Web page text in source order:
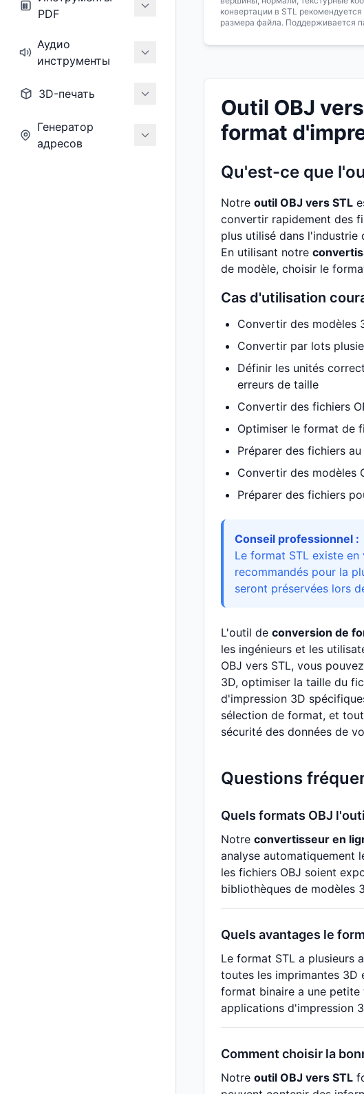
PDF
Аудио
инструменты
3D-печать
Генератор
адресов
конвертации в STL
размера файла. Поддерживается
Outil OBJ
format
Qu'est-ce que
Notre outil OBJ vers STL
convertir rapidement des
plus utilisé dans l'industrie
En utilisant notre
de modèle, choisir le
Cas d'utilisation
Convertir des modèles
Convertir par lots
Définir les unités
erreurs de taille
Convertir des fichiers
Optimiser le format de
Préparer des fichiers
Convertir des modèles
Préparer des fichiers
Conseil professionnel :
Le format STL existe
recommandés pour la
seront préservées lors
L'outil de conversion de
les ingénieurs et les
OBJ vers STL, vous
3D, optimiser la taille du
d'impression 3D
sélection de format, et
sécurité des données de
Questions
Quels formats OBJ
Notre convertisseur en
analyse automatiquement
les fichiers OBJ soient
bibliothèques de modèles
Quels avantages le
Le format STL a plusieurs
toutes les imprimantes
format binaire a une
applications d'impression
Comment choisir la
Notre outil OBJ vers STL